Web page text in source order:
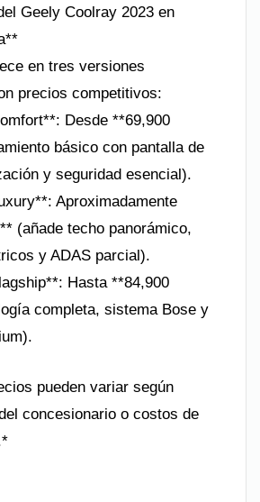
Geely Coolray 2023 en
en tres versiones
precios competitivos:
Desde **69,900
básico con pantalla de
y seguridad esencial).
Aproximadamente
(añade techo panorámico,
y ADAS parcial).
Hasta **84,900
completa, sistema Bose y
pueden variar según
concesionario o costos de